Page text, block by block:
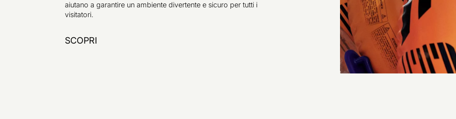
aiutano a garantire un ambiente divertente e sicuro per tutti i
visitatori.
SCOPRI